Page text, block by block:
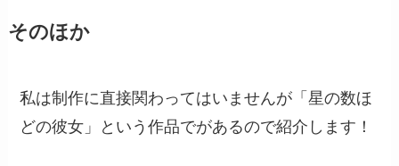
そのほか
私は制作に直接関わってはいませんが「星の数ほ
どの彼女」という作品でがあるので紹介します！